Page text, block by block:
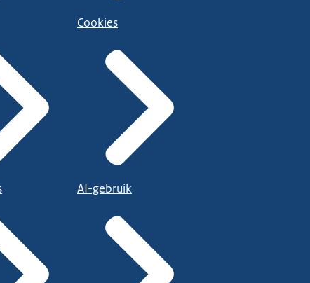
Cookies
AI-gebruik